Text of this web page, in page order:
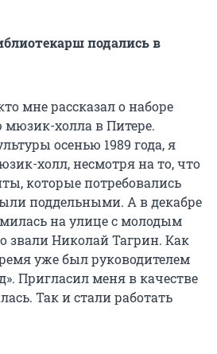
подались в
мне рассказал о наборе
мюзик-холла в Питере.
осенью 1989 года, я
холл, несмотря на то, что
которые потребовались
поддельными. А в декабре
на улице с молодым
звали Николай Тагрин. Как
уже был руководителем
Пригласил меня в качестве
Так и стали работать